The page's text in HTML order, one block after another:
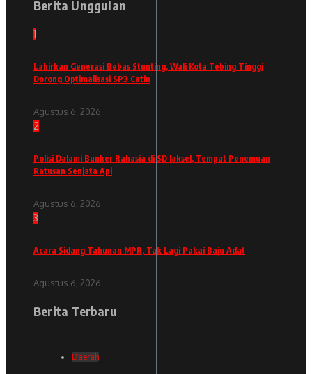
Berita Unggulan
1
Lahirkan Generasi Bebas Stunting, Wali Kota Tebing Tinggi
Dorong Optimalisasi SP3 Catin
Agustus 6, 2026
2
Polisi Dalami Bunker Rahasia di SD Jaksel, Tempat Penemuan
Ratusan Senjata Api
Agustus 6, 2026
3
Acara Sidang Tahunan MPR, Tak Lagi Pakai Baju Adat
Agustus 6, 2026
Berita Terbaru
Daerah